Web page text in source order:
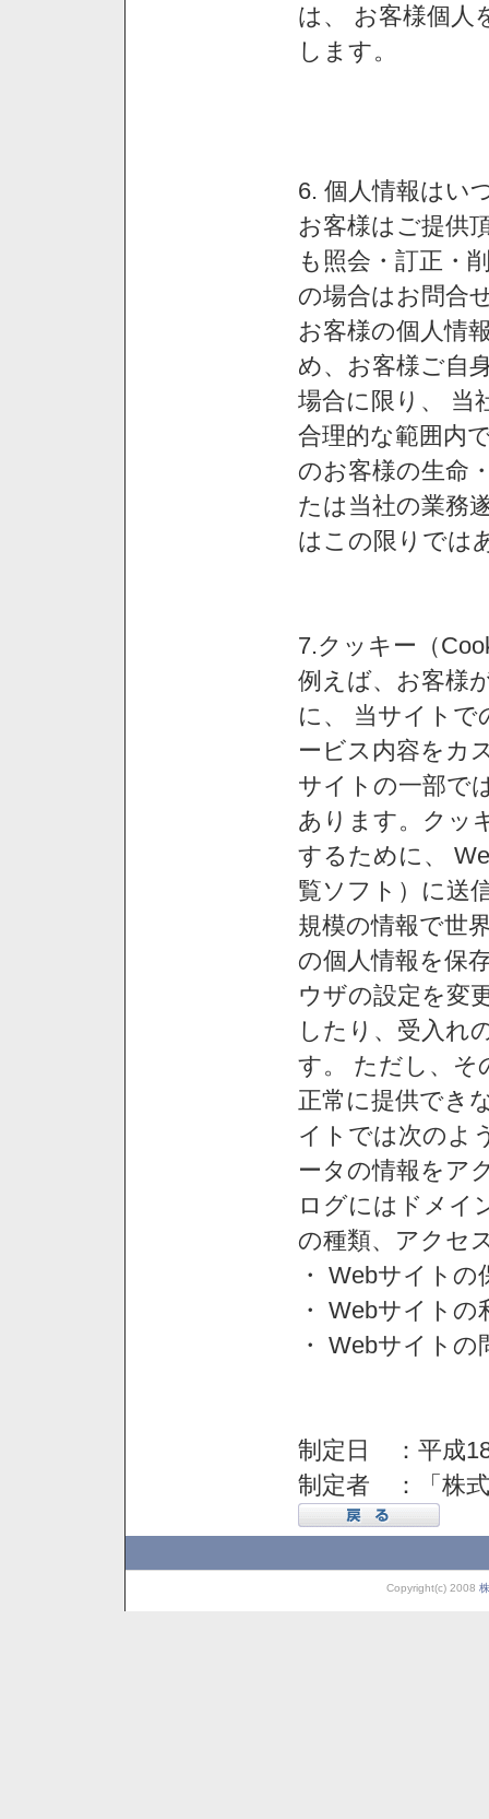
は、 お客様個人
します。
6. 個人情報はい
お客様はご提供
も照会・訂正・
の場合はお問合
お客様の個人情
め、お客様ご自
場合に限り、 当
合理的な範囲内
のお客様の生命
たは当社の業務
はこの限りでは
7.クッキー（
例えば、お客様
に、 当サイトで
ービス内容をカ
サイトの一部で
あります。クッ
するために、
覧ソフト）に送
規模の情報で世
の個人情報を保
ウザの設定を変
したり、受入れ
す。 ただし、そ
正常に提供でき
イトでは次のよ
ータの情報をア
ログにはドメイ
の種類、アクセ
・ Webサイトの
・ Webサイト
・ Webサイト
制定日 ：平成
制定者 ：「株
Copyright(c) 2008